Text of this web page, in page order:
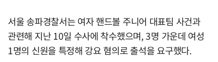
서울 송파경찰서는 여자 핸드볼 주니어 대표팀 사건과
관련해 지난 10일 수사에 착수했으며, 3명 가운데 여성
1명의 신원을 특정해 강요 혐의로 출석을 요구했다.